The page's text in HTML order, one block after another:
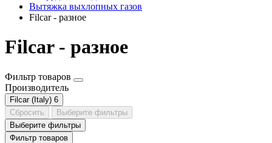
Вытяжка выхлопных газов
Filcar - разное
Filcar - разное
Фильтр товаров
Производитель
Filcar (Italy) 6
Сбросить
Выберите фильтры
Выберите фильтры
Фильтр товаров